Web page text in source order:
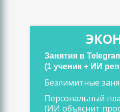
Занятия в
(1 ученик + ИИ
Безлимитные
Персональный
(ИИ объяснит